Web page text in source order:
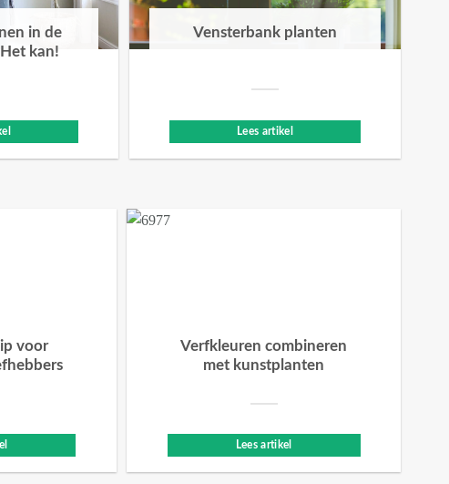
in de
kan!
Vensterbank planten
Lees artikel
voor
Verfkleuren combineren
met kunstplanten
Lees artikel